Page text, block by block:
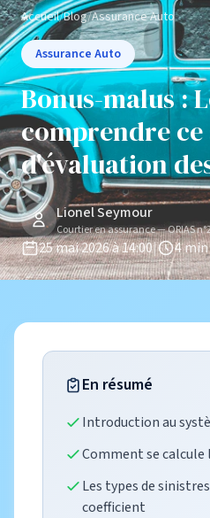
Accueil/Blog/Assurance Auto
Assurance Auto
Bonus-malus :
comprendre ce
d'évaluation
Lionel Seymour
Courtier en assurance — ORIAS
25 mai 2026 à 14:00| 4
En résumé
Introduction au
Comment se calcule
Les types de
coefficient